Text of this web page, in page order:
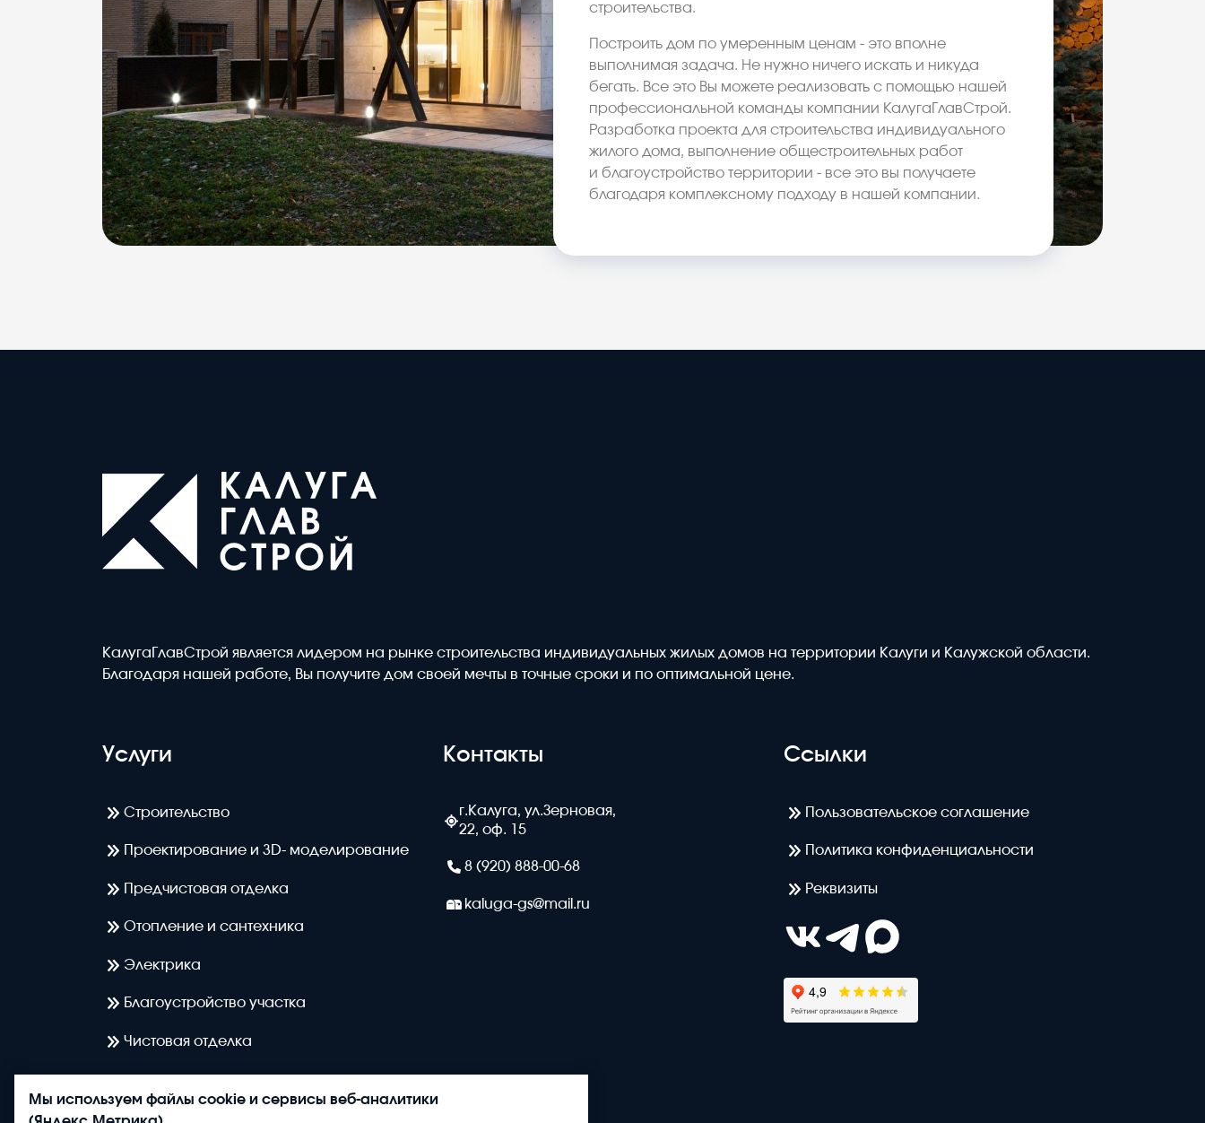
строительства.
Построить дом по умеренным ценам - это вполне
выполнимая задача. Не нужно ничего искать и никуда
бегать. Все это Вы можете реализовать с помощью нашей
профессиональной команды компании КалугаГлавСтрой.
Разработка проекта для строительства индивидуального
жилого дома, выполнение общестроительных работ
и благоустройство территории - все это вы получаете
благодаря комплексному подходу в нашей компании.
КалугаГлавСтрой является лидером на рынке строительства индивидуальных жилых домов на территории Калуги и Калужской области.
Благодаря нашей работе, Вы получите дом своей мечты в точные сроки и по оптимальной цене.
Услуги
Строительство
Проектирование и 3D- моделирование
Предчистовая отделка
Отопление и сантехника
Электрика
Благоустройство участка
Чистовая отделка
Контакты
г.Калуга, ул.Зерновая,
22, оф. 15
8 (920) 888-00-68
kaluga-gs@mail.ru
Ссылки
Пользовательское соглашение
Политика конфиденциальности
Реквизиты
Мы используем файлы cookie и сервисы веб-аналитики